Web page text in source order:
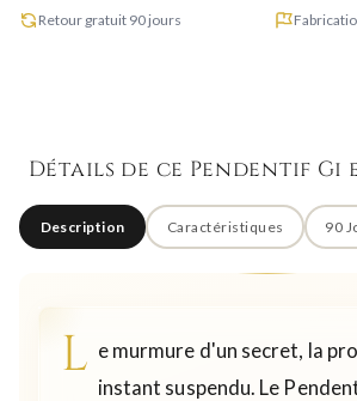
Retour gratuit 90 jours
Détails de ce Pendentif Gi
Description Caractéristiques 90
L e murmure d'un secret, la
instant suspendu. Le